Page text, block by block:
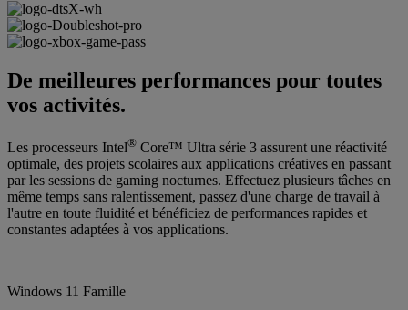
De meilleures performances pour toutes
vos activités.
Les processeurs Intel® Core™ Ultra série 3 assurent une réactivité
optimale, des projets scolaires aux applications créatives en passant
par les sessions de gaming nocturnes. Effectuez plusieurs tâches en
même temps sans ralentissement, passez d'une charge de travail à
l'autre en toute fluidité et bénéficiez de performances rapides et
constantes adaptées à vos applications.
Windows 11 Famille